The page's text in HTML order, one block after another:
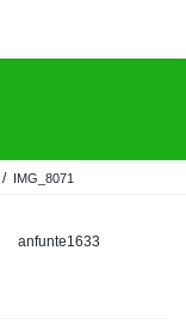
IMG_8071
anfunte1633